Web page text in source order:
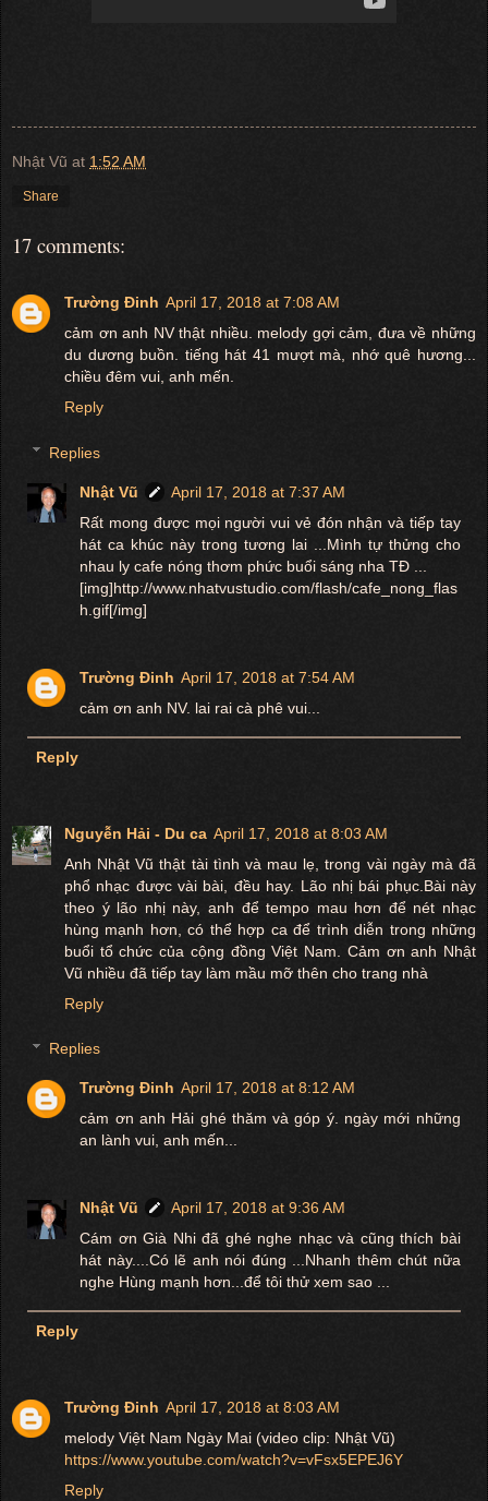
Nhật Vũ at 1:52 AM
Share
17 comments:
Trường Đinh April 17, 2018 at 7:08 AM
cảm ơn anh NV thật nhiều. melody gợi cảm, đưa về những
du dương buồn. tiếng hát 41 mượt mà, nhớ quê hương...
chiều đêm vui, anh mến.
Reply
Replies
Nhật Vũ
April 17, 2018 at 7:37 AM
Rất mong được mọi người vui vẻ đón nhận và tiếp tay
hát ca khúc này trong tương lai ...Mình tự thửng cho
nhau ly cafe nóng thơm phức buổi sáng nha TĐ ...
[img]http://www.nhatvustudio.com/flash/cafe_nong_flas
h.gif[/img]
Trường Đinh April 17, 2018 at 7:54 AM
cảm ơn anh NV. lai rai cà phê vui...
Reply
Nguyễn Hải - Du ca April 17, 2018 at 8:03 AM
Anh Nhật Vũ thật tài tình và mau lẹ, trong vài ngày mà đã
phổ nhạc được vài bài, đều hay. Lão nhị bái phục.Bài này
theo ý lão nhị này, anh để tempo mau hơn để nét nhạc
hùng mạnh hơn, có thể hợp ca để trình diễn trong những
buổi tổ chức của cộng đồng Việt Nam. Cảm ơn anh Nhật
Vũ nhiều đã tiếp tay làm mầu mỡ thên cho trang nhà
Reply
Replies
Trường Đinh April 17, 2018 at 8:12 AM
cảm ơn anh Hải ghé thăm và góp ý. ngày mới những
an lành vui, anh mến...
Nhật Vũ
April 17, 2018 at 9:36 AM
Cám ơn Già Nhi đã ghé nghe nhạc và cũng thích bài
hát này....Có lẽ anh nói đúng ...Nhanh thêm chút nữa
nghe Hùng mạnh hơn...để tôi thử xem sao ...
Reply
Trường Đinh April 17, 2018 at 8:03 AM
melody Việt Nam Ngày Mai (video clip: Nhật Vũ)
https://www.youtube.com/watch?v=vFsx5EPEJ6Y
Reply